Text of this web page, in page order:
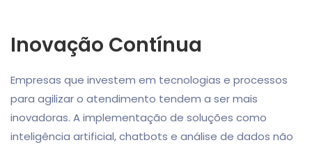
Inovação Contínua
Empresas que investem em tecnologias e processos
para agilizar o atendimento tendem a ser mais
inovadoras. A implementação de soluções como
inteligência artificial, chatbots e análise de dados não